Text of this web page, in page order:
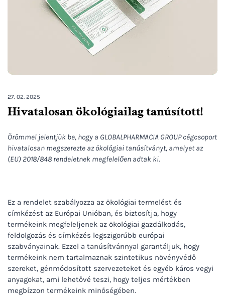
27. 02. 2025
Hivatalosan ökológiailag tanúsított!
Örömmel jelentjük be, hogy a GLOBALPHARMACIA GROUP cégcsoport
hivatalosan megszerezte az ökológiai tanúsítványt, amelyet az
(EU) 2018/848 rendeletnek megfelelően adtak ki.
Ez a rendelet szabályozza az ökológiai termelést és
címkézést az Európai Unióban, és biztosítja, hogy
termékeink megfeleljenek az ökológiai gazdálkodás,
feldolgozás és címkézés legszigorúbb európai
szabványainak. Ezzel a tanúsítvánnyal garantáljuk, hogy
termékeink nem tartalmaznak szintetikus növényvédő
szereket, génmódosított szervezeteket és egyéb káros vegyi
anyagokat, ami lehetővé teszi, hogy teljes mértékben
megbízzon termékeink minőségében.